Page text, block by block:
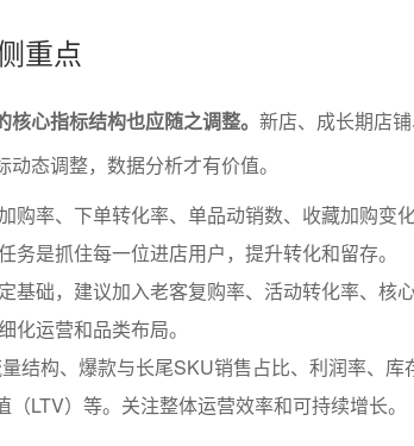
重点
心指标结构也应随之调整。 新店、成长期店
态调整，数据分析才有价值。
购率、下单转化率、单品动销数、收藏加购变
务是抓住每一位进店用户，提升转化和留存。
基础，建议加入老客复购率、活动转化率、核
化运营和品类布局。
结构、爆款与长尾SKU销售占比、利润率、库
LTV）等。关注整体运营效率和可持续增长。